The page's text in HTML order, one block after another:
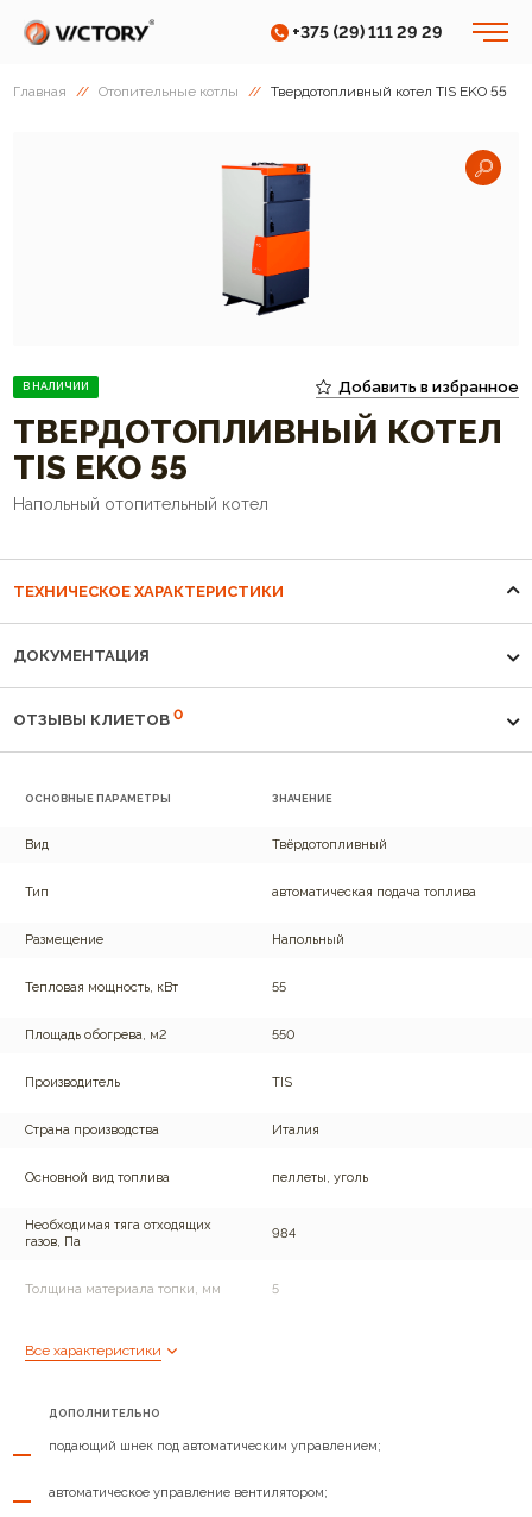
+375 (29) 111 29 29
Главная // Отопительные котлы // Твердотопливный котел TIS EKO 55
В НАЛИЧИИ
ТВЕРДОТОПЛИВНЫЙ КОТЕЛ
TIS EKO 55
Напольный отопительный котел
Добавить в избранное
ТЕХНИЧЕСКОЕ ХАРАКТЕРИСТИКИ
ДОКУМЕНТАЦИЯ
ОТЗЫВЫ КЛИЕТОВ 0
ОСНОВНЫЕ ПАРАМЕТРЫ ЗНАЧЕНИЕ
Вид Твёрдотопливный
Тип автоматическая подача топлива
Размещение Напольный
Тепловая мощность, кВт 55
Площадь обогрева, м2 550
Производитель TIS
Страна производства Италия
Основной вид топлива пеллеты, уголь
Необходимая тяга отходящих
газов, Па
984
Толщина материала топки, мм 5
Термостат Имеется
Теплообменник Имеется
Все характеристики
ДОПОЛНИТЕЛЬНО
подающий шнек под автоматическим управлением;
автоматическое управление вентилятором;